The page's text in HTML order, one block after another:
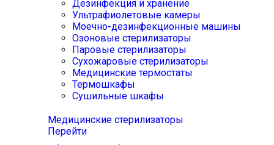
Дезинфекция и хранение
Ультрафиолетовые камеры
Моечно-дезинфекционные машины
Озоновые стерилизаторы
Паровые стерилизаторы
Сухожаровые стерилизаторы
Медицинские термостаты
Термошкафы
Сушильные шкафы
Медицинские стерилизаторы
Перейти